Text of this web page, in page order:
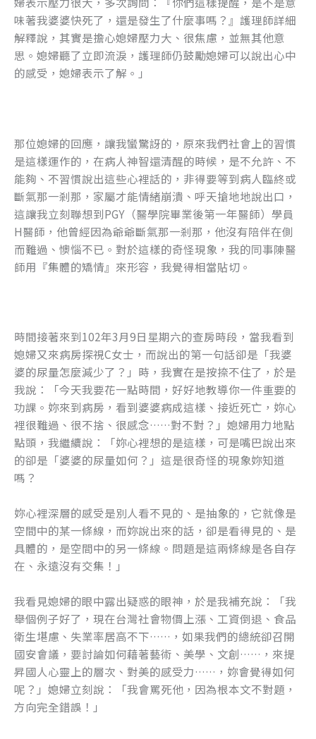
味著我婆婆快死了，還是發生了什麼事嗎？』護理師詳細
解釋說，其實是擔心媳婦壓力大、很焦慮，並無其他意
思。媳婦聽了立即流淚，護理師仍鼓勵媳婦可以說出心中
的感受，媳婦表示了解。」
那位媳婦的回應，讓我蠻驚訝的，原來我們社會上的習慣
是這樣運作的，在病人神智還清醒的時候，是不允許、不
能夠、不習慣說出這些心裡話的，非得要等到病人臨終或
斷氣那一剎那，家屬才能情緒崩潰、呼天搶地地說出口，
這讓我立刻聯想到PGY（醫學院畢業後第一年醫師）學員
H醫師，他曾經因為爺爺斷氣那一剎那，他沒有陪伴在側
而難過、懊惱不已。對於這樣的奇怪現象，我的同事陳醫
師用『集體的矯情』來形容，我覺得相當貼切。
時間接著來到102年3月9日星期六的查房時段，當我看到
媳婦又來病房探視C女士，而說出的第一句話卻是「我婆
婆的尿量怎麼減少了？」時，我實在是按捺不住了，於是
我說：「今天我要花一點時間，好好地教導你一件重要的
功課。妳來到病房，看到婆婆病成這樣、接近死亡，妳心
裡很難過、很不捨、很感念……對不對？」媳婦用力地點
點頭，我繼續說：「妳心裡想的是這樣，可是嘴巴說出來
的卻是「婆婆的尿量如何？」這是很奇怪的現象妳知道
嗎？
妳心裡深層的感受是別人看不見的、是抽象的，它就像是
空間中的某一條線，而妳說出來的話，卻是看得見的、是
具體的，是空間中的另一條線。問題是這兩條線是各自存
在、永遠沒有交集！」
我看見媳婦的眼中露出疑惑的眼神，於是我補充說：「我
舉個例子好了，現在台灣社會物價上漲、工資倒退、食品
衛生堪慮、失業率居高不下……，如果我們的總統卻召開
國安會議，要討論如何藉著藝術、美學、文創……，來提
昇國人心靈上的層次、對美的感受力……，妳會覺得如何
呢？」媳婦立刻說：「我會罵死他，因為根本文不對題，
方向完全錯誤！」